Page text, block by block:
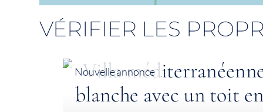
VÉRIFIER LES
Nouvelle annonce